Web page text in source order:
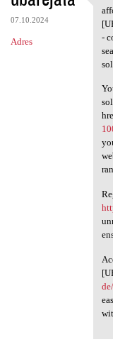
07.10.2024
Adres
-
de/